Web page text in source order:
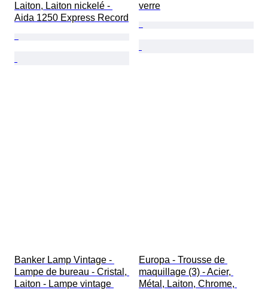
Laiton, Laiton nickelé -
Aida 1250 Express Record
verre
Banker Lamp Vintage -
Lampe de bureau - Cristal,
Laiton - Lampe vintage
Europa - Trousse de
maquillage (3) - Acier,
Métal, Laiton, Chrome,